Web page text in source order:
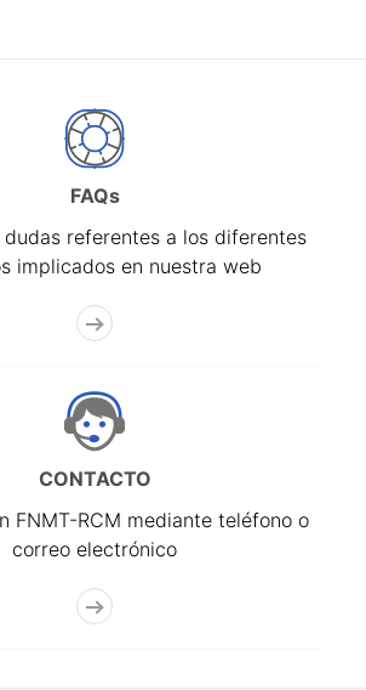
FAQs
dudas referentes a los diferentes
implicados en nuestra web
CONTACTO
FNMT-RCM mediante teléfono o
correo electrónico